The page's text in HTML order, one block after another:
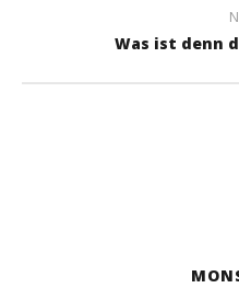
Was ist denn